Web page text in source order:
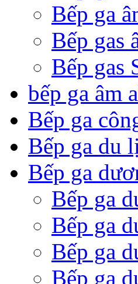
Bếp ga
Bếp gas
Bếp gas
bếp ga âm
Bếp ga
Bếp ga du
Bếp ga
Bếp ga
Bếp ga
Bếp ga
Bếp ga